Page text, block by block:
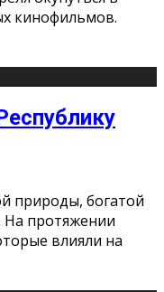
кинофильмов.
природы, богатой
На протяжении
влияли на